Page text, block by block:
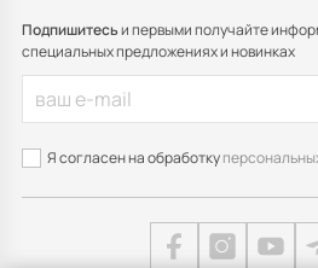
Подпишитесьи первыми получайте
специальных предложениях и новинках
Я согласен на обработку